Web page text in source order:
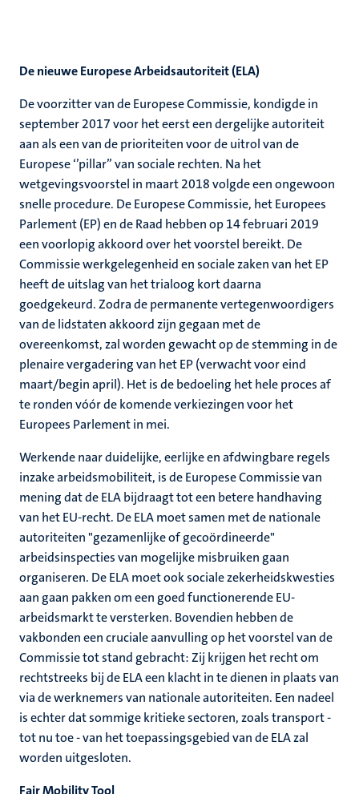
De nieuwe Europese Arbeidsautoriteit (ELA)
De voorzitter van de Europese Commissie, kondigde in
september 2017 voor het eerst een dergelijke autoriteit
aan als een van de prioriteiten voor de uitrol van de
Europese ‘’pillar’’ van sociale rechten. Na het
wetgevingsvoorstel in maart 2018 volgde een ongewoon
snelle procedure. De Europese Commissie, het Europees
Parlement (EP) en de Raad hebben op 14 februari 2019
een voorlopig akkoord over het voorstel bereikt. De
Commissie werkgelegenheid en sociale zaken van het EP
heeft de uitslag van het trialoog kort daarna
goedgekeurd. Zodra de permanente vertegenwoordigers
van de lidstaten akkoord zijn gegaan met de
overeenkomst, zal worden gewacht op de stemming in de
plenaire vergadering van het EP (verwacht voor eind
maart/begin april). Het is de bedoeling het hele proces af
te ronden vóór de komende verkiezingen voor het
Europees Parlement in mei.
Werkende naar duidelijke, eerlijke en afdwingbare regels
inzake arbeidsmobiliteit, is de Europese Commissie van
mening dat de ELA bijdraagt tot een betere handhaving
van het EU-recht. De ELA moet samen met de nationale
autoriteiten "gezamenlijke of gecoördineerde"
arbeidsinspecties van mogelijke misbruiken gaan
organiseren. De ELA moet ook sociale zekerheidskwesties
aan gaan pakken om een goed functionerende EU-
arbeidsmarkt te versterken. Bovendien hebben de
vakbonden een cruciale aanvulling op het voorstel van de
Commissie tot stand gebracht: Zij krijgen het recht om
rechtstreeks bij de ELA een klacht in te dienen in plaats van
via de werknemers van nationale autoriteiten. Een nadeel
is echter dat sommige kritieke sectoren, zoals transport -
tot nu toe - van het toepassingsgebied van de ELA zal
worden uitgesloten.
Fair Mobility Tool